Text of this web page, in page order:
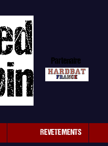
Partenaire
REVETEMENTS